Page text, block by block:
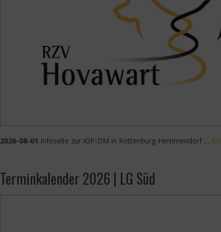
2026-08-01 Infoseite zur IGP-DM in Rottenburg-Hemmendorf …
Terminkalender 2026 | LG Süd